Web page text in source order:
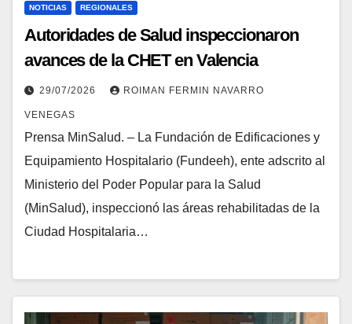
NOTICIAS REGIONALES
Autoridades de Salud inspeccionaron
avances de la CHET en Valencia
29/07/2026 ROIMAN FERMIN NAVARRO
VENEGAS
Prensa MinSalud. – La Fundación de Edificaciones y
Equipamiento Hospitalario (Fundeeh), ente adscrito al
Ministerio del Poder Popular para la Salud
(MinSalud), inspeccionó las áreas rehabilitadas de la
Ciudad Hospitalaria…